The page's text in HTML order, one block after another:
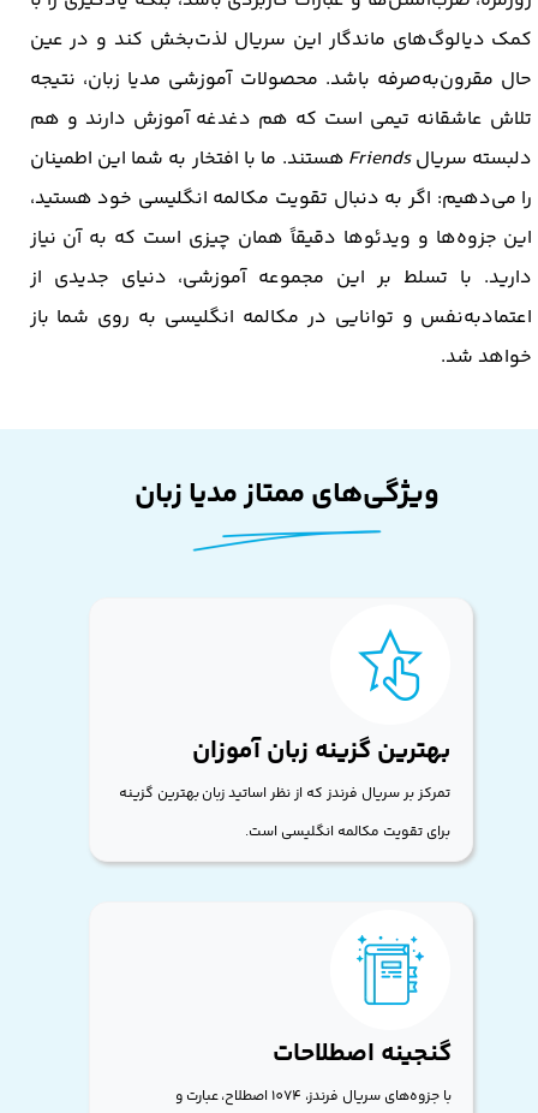
کمک دیالوگ‌های ماندگار این سریال لذت‌بخش کند و در عین
حال مقرون‌به‌صرفه باشد. محصولات آموزشی مدیا زبان، نتیجه
تلاش عاشقانه تیمی است که هم دغدغه آموزش دارند و هم
دلبسته سریالFriends هستند. ما با افتخار به شما این اطمینان
را می‌دهیم: اگر به دنبال تقویت مکالمه انگلیسی خود هستید،
این جزوه‌ها و ویدئوها دقیقاً همان چیزی است که به آن نیاز
دارید. با تسلط بر این مجموعه آموزشی، دنیای جدیدی از
اعتمادبه‌نفس و توانایی در مکالمه انگلیسی به روی شما باز
خواهد شد.
بهترین گزینه زبان آموزان
تمرکز بر سریال فرندز که از نظر اساتید زبان بهترین گزینه
برای تقویت مکالمه انگلیسی است.
گنجینه اصطلاحات
با جزوه‌های سریال فرندز، 1074 اصطلاح، عبارت و
ویژگی‌های ممتاز مدیا زبان